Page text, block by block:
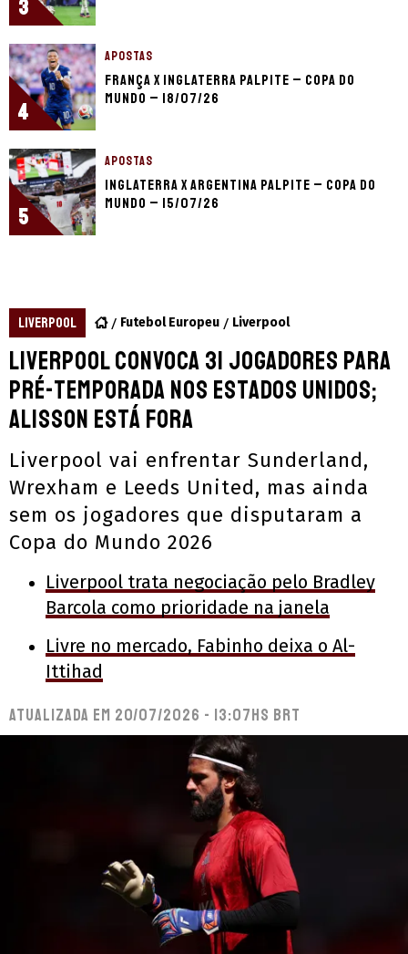
3
4
APOSTAS
França x Inglaterra palpite – Copa do
Mundo – 18/07/26
5
APOSTAS
Inglaterra x Argentina palpite – Copa do
Mundo – 15/07/26
LIVERPOOL Futebol Europeu Liverpool
Liverpool convoca 31 jogadores para
pré-temporada nos Estados Unidos;
Alisson está fora
Liverpool vai enfrentar Sunderland,
Wrexham e Leeds United, mas ainda
sem os jogadores que disputaram a
Copa do Mundo 2026
Liverpool trata negociação pelo Bradley
Barcola como prioridade na janela
Livre no mercado, Fabinho deixa o Al-
Ittihad
Atualizada em 20/07/2026 - 13:07hs BRT